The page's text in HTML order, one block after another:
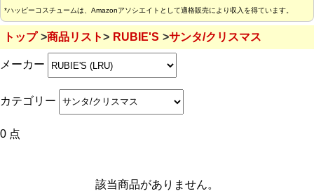
*ハッピーコスチュームは、Amazonアソシエイトとして適格販売により収入を得ています。
トップ 商品リスト RUBIE'S サンタ/クリスマス
メーカー
カテゴリー
0 点
該当商品がありません。